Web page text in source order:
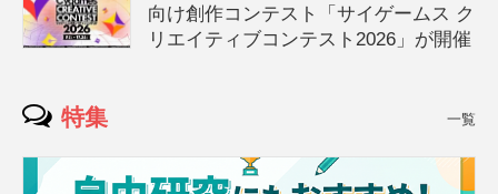
向け創作コンテスト「サイゲームス ク
リエイティブコンテスト2026」が開催
特集 一覧